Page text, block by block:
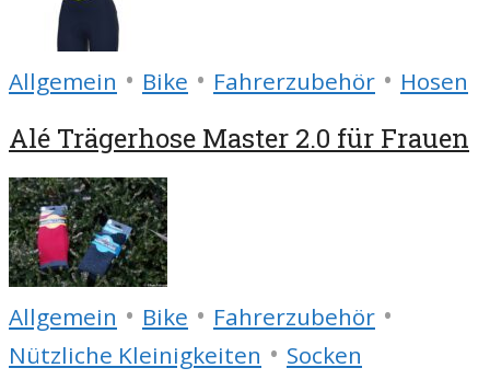
Allgemein • Bike • Fahrerzubehör • Hosen
Alé Trägerhose Master 2.0 für Frauen
Allgemein • Bike • Fahrerzubehör •
Nützliche Kleinigkeiten • Socken